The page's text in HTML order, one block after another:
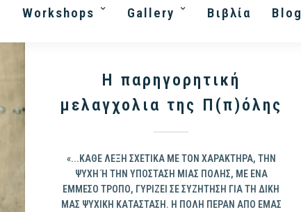
Workshops Gallery Βιβλία Blog
Η παρηγορητική
μελαγχολια της Π(π)όλης
«...ΚΆΘΕ ΛΈΞΗ ΣΧΕΤΙΚΆ ΜΕ ΤΟΝ ΧΑΡΑΚΤΉΡΑ, ΤΗΝ
ΨΥΧΉ Ή ΤΗΝ ΥΠΌΣΤΑΣΗ ΜΙΑΣ ΠΌΛΗΣ, ΜΕ ΈΝΑ Έ
ΜΜΕΣΟ ΤΡΌΠΟ, ΓΥΡΊΖΕΙ ΣΕ ΣΥΖΉΤΗΣΗ ΓΙΑ ΤΗ ΔΙΚΉ Μ
ΑΣ ΨΥΧΙΚΉ ΚΑΤΆΣΤΑΣΗ. Η ΠΌΛΗ ΠΈΡΑΝ ΑΠΌ ΕΜΆΣ Τ